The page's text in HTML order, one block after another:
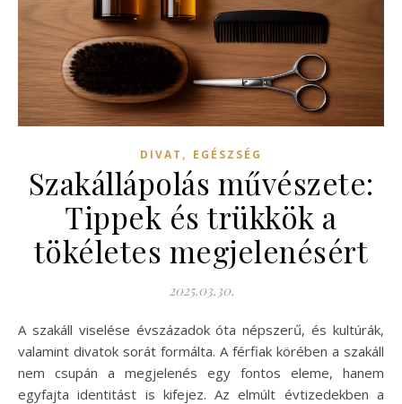
DIVAT , EGÉSZSÉG
Szakállápolás művészete:
Tippek és trükkök a
tökéletes megjelenésért
2025.03.30.
A szakáll viselése évszázadok óta népszerű, és kultúrák,
valamint divatok sorát formálta. A férfiak körében a szakáll
nem csupán a megjelenés egy fontos eleme, hanem
egyfajta identitást is kifejez. Az elmúlt évtizedekben a